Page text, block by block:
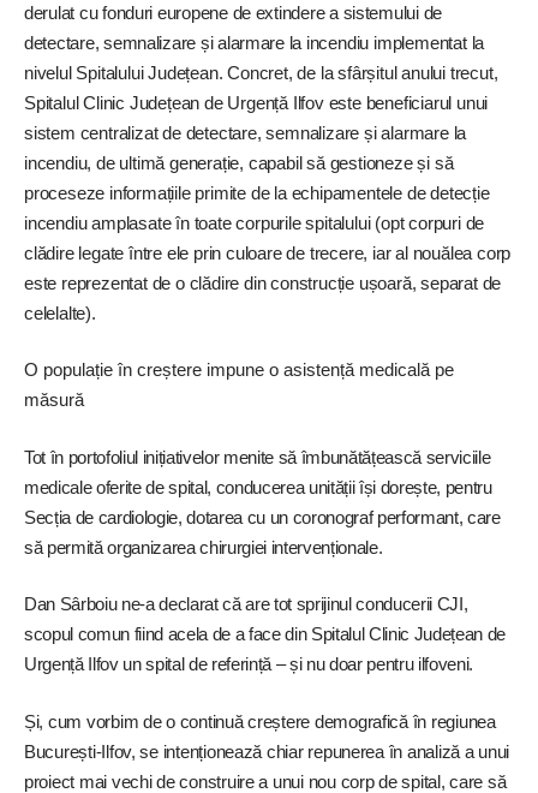
derulat cu fonduri europene de extindere a sistemului de
detectare, semnalizare și alarmare la incendiu implementat la
nivelul Spitalului Județean. Concret, de la sfârșitul anului trecut,
Spitalul Clinic Județean de Urgență Ilfov este beneficiarul unui
sistem centralizat de detectare, semnalizare și alarmare la
incendiu, de ultimă generație, capabil să gestioneze și să
proceseze informațiile primite de la echipamentele de detecție
incendiu amplasate în toate corpurile spitalului (opt corpuri de
clădire legate între ele prin culoare de trecere, iar al nouălea corp
este reprezentat de o clădire din construcție ușoară, separat de
celelalte).
O populație în creștere impune o asistență medicală pe
măsură
Tot în portofoliul inițiativelor menite să îmbunătățească serviciile
medicale oferite de spital, conducerea unității își dorește, pentru
Secția de cardiologie, dotarea cu un coronograf performant, care
să permită organizarea chirurgiei intervenționale.
Dan Sârboiu ne-a declarat că are tot sprijinul conducerii CJI,
scopul comun fiind acela de a face din Spitalul Clinic Județean de
Urgență Ilfov un spital de referință – și nu doar pentru ilfoveni.
Și, cum vorbim de o continuă creștere demografică în regiunea
București-Ilfov, se intenționează chiar repunerea în analiză a unui
proiect mai vechi de construire a unui nou corp de spital, care să